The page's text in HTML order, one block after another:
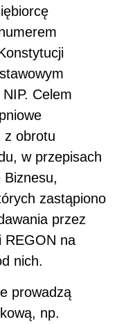
Celem
z obrotu
w przepisach
zastąpiono
przez
REGON na
nich.
prowadzą
np.